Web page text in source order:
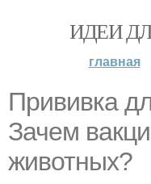
ИДЕИ
главная
Прививка
Зачем
животных?